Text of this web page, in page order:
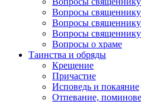
Вопросы
Вопросы
Вопросы
Вопросы о храме
Таинства и обряды
Крещение
Причастие
Исповедь и покаяние
Отпевание,